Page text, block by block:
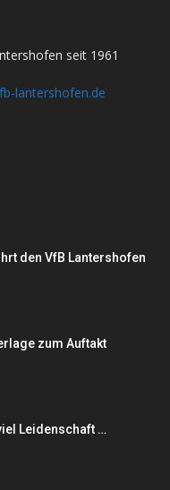
seit 1961
lantershofen.de
den VfB Lantershofen
zum Auftakt
Leidenschaft …